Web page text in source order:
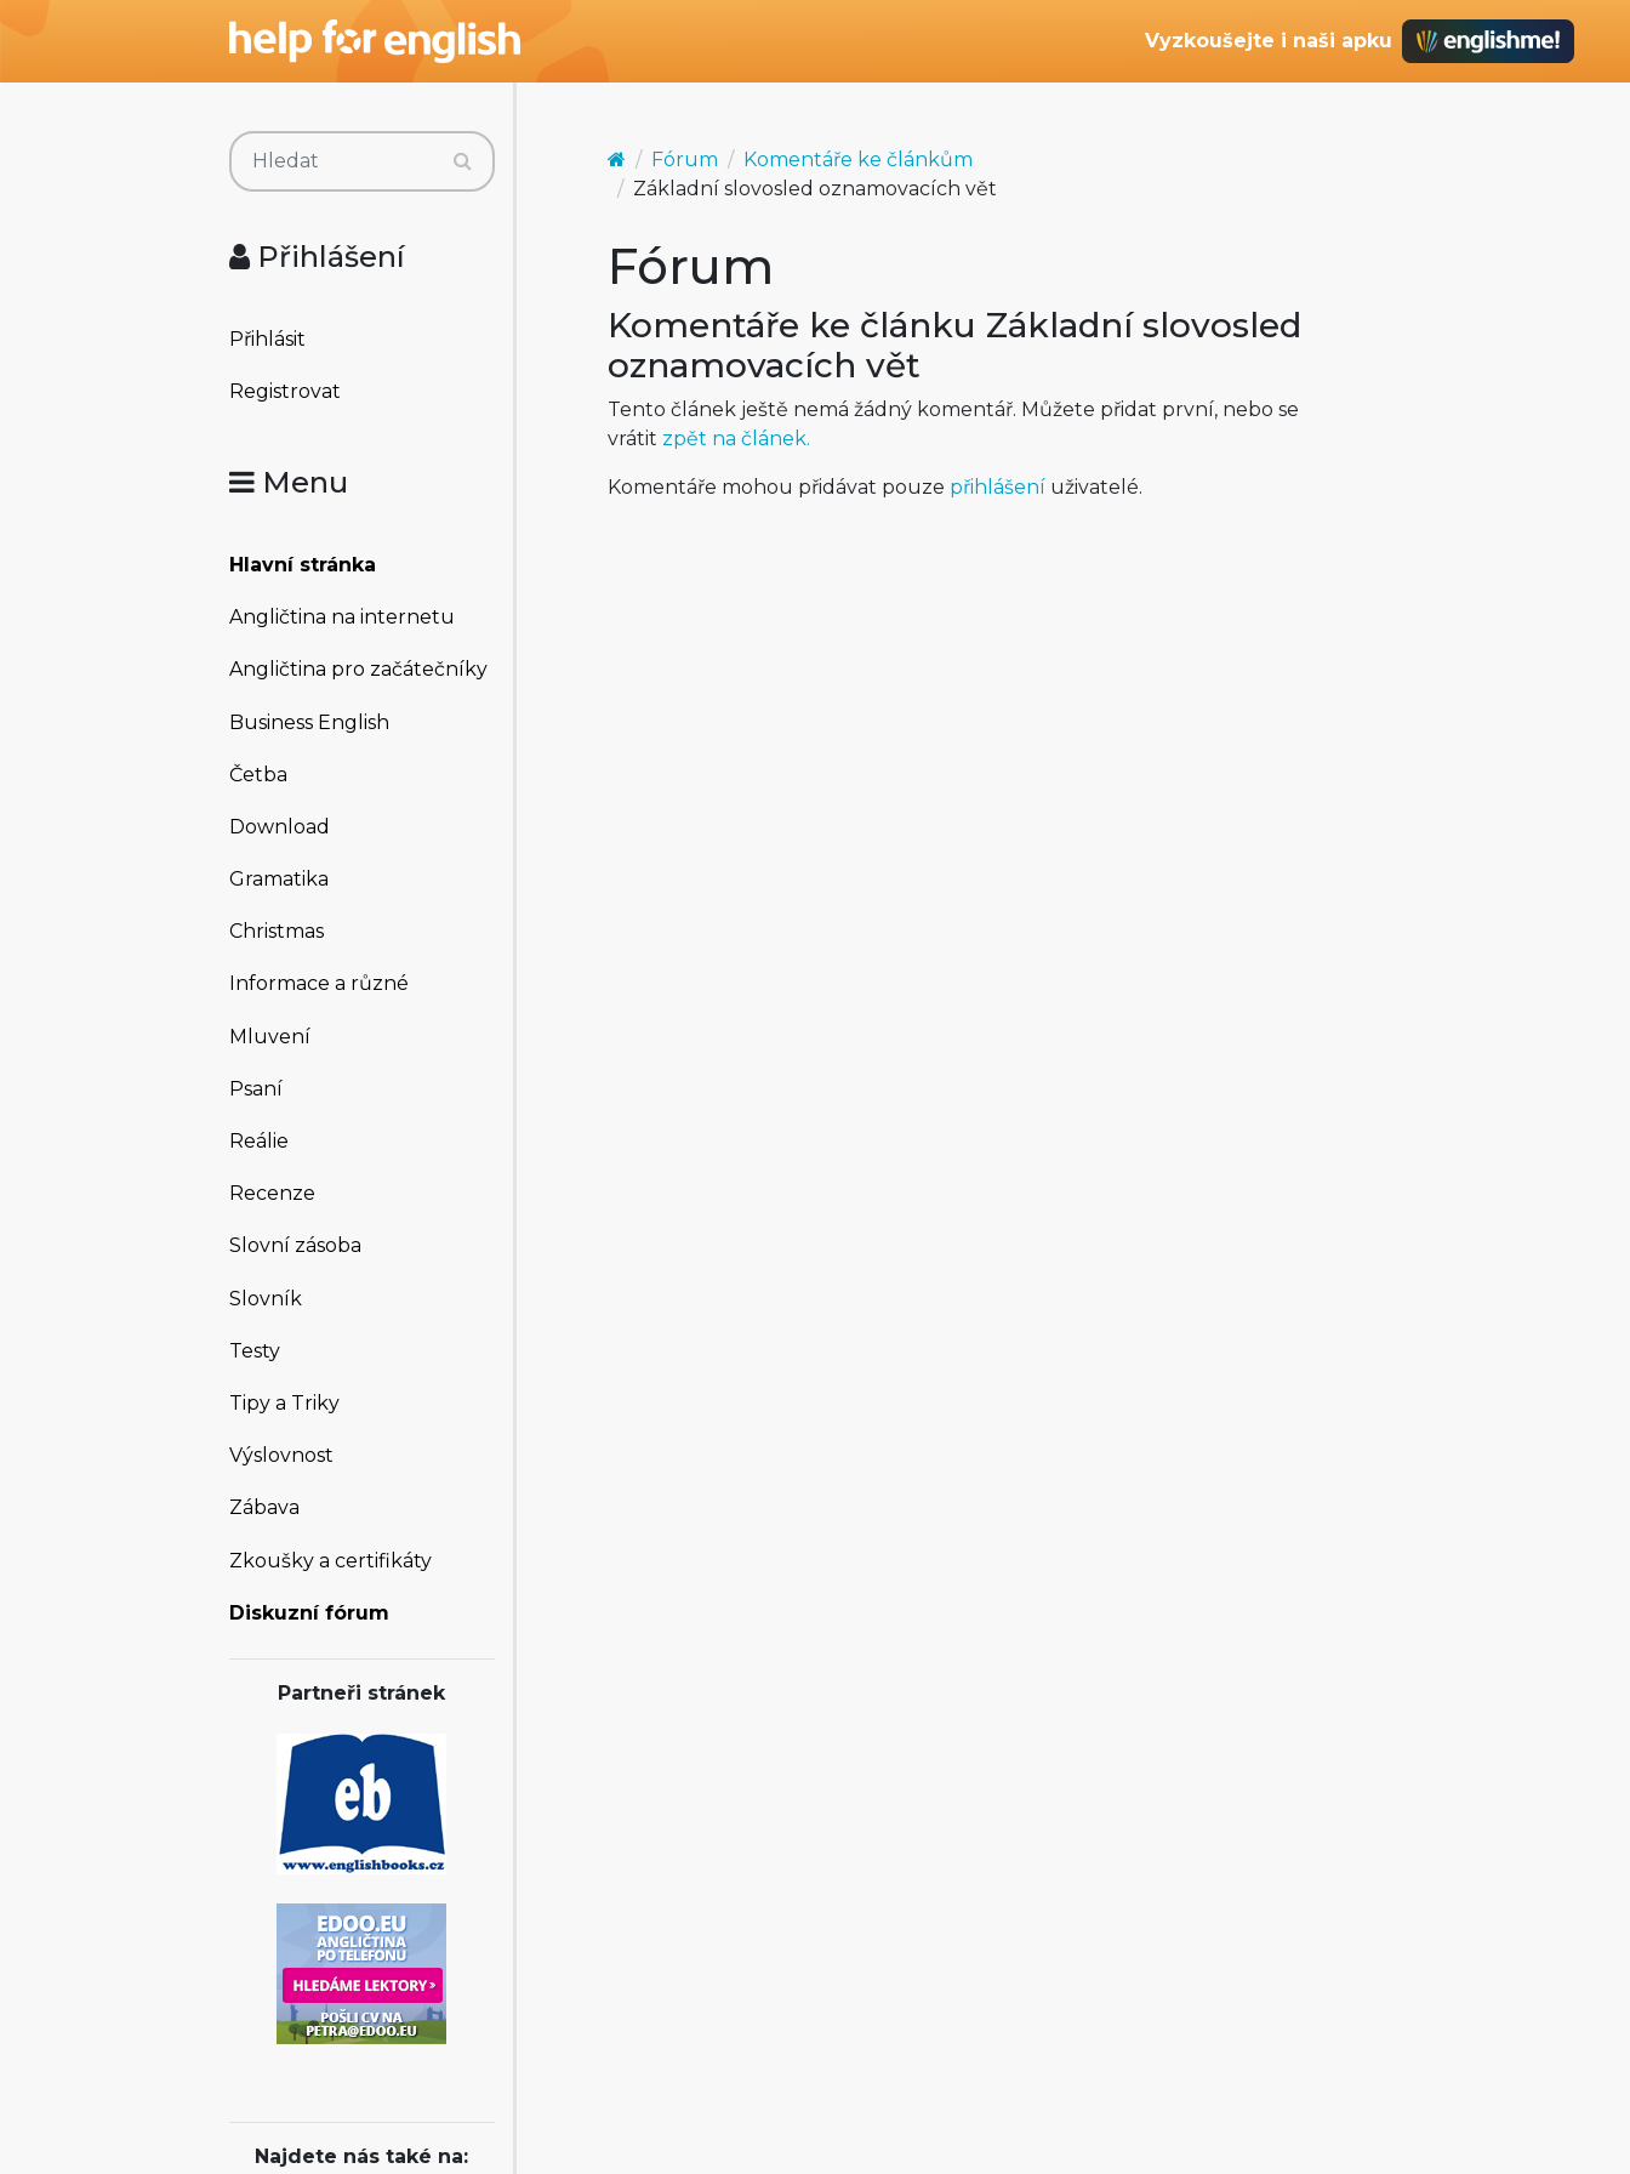
Vyzkoušejte i naši apku
Přihlášení
Přihlásit
Registrovat
Menu
Hlavní stránka
Angličtina na internetu
Angličtina pro začátečníky
Business English
Četba
Download
Gramatika
Christmas
Informace a různé
Mluvení
Psaní
Reálie
Recenze
Slovní zásoba
Slovník
Testy
Tipy a Triky
Výslovnost
Zábava
Zkoušky a certifikáty
Diskuzní fórum
Partneři stránek
Najdete nás také na:
Fórum
Komentáře ke článkům
Základní slovosled oznamovacích vět
Fórum
Komentáře ke článku Základní slovosled
oznamovacích vět
Tento článek ještě nemá žádný komentář. Můžete přidat první, nebo se
vrátit zpět na článek.
Komentáře mohou přidávat pouze přihlášeníuživatelé.